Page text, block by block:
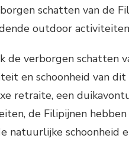
schatten van de
outdoor
de verborgen schatten
en schoonheid van
retraite, een
de Filipijnen
natuurlijke schoonheid